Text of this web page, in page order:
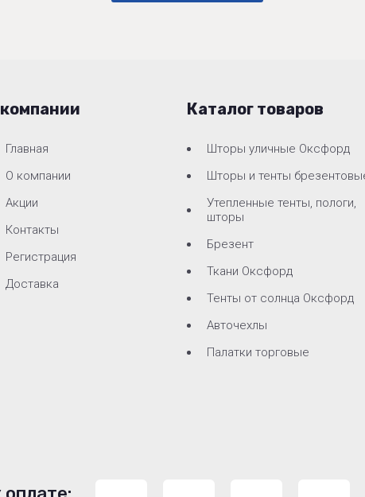
Главная
О компании
Акции
Контакты
Регистрация
Доставка
Каталог товаров
Шторы уличные Оксфорд
Шторы и тенты
Утепленные тенты, пологи,
шторы
Брезент
Ткани Оксфорд
Тенты от солнца Оксфорд
Авточехлы
Палатки торговые